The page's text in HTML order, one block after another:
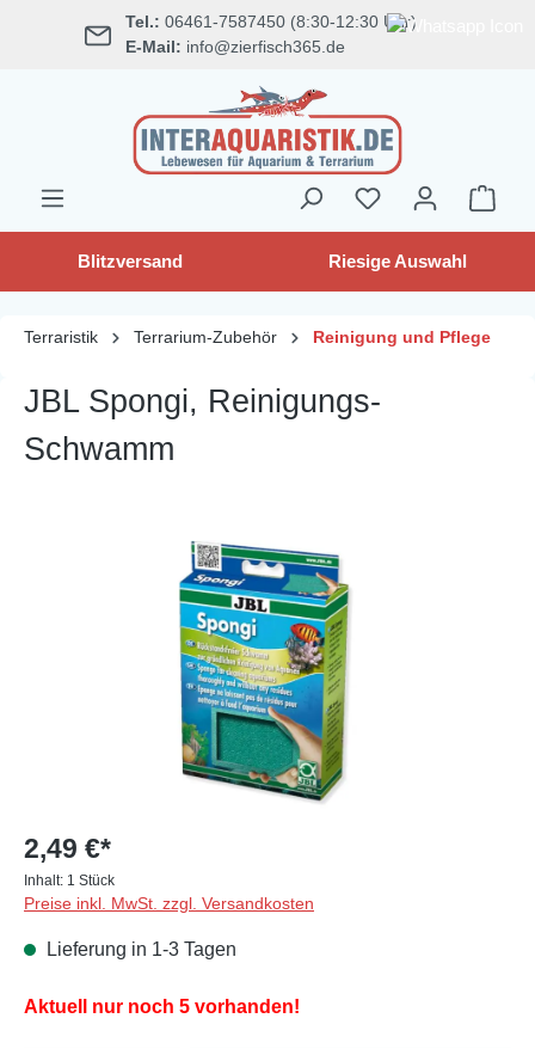
springen Tel.: 06461-7587450 (8:30-12:30 Uhr)
E-Mail: info@zierfisch365.de
Blitzversand Riesige Auswahl
Terraristik Terrarium-Zubehör Reinigung und Pflege
JBL Spongi, Reinigungs-
Schwamm
Bildergalerie überspringen
2,49 €*
Inhalt: 1 Stück
Preise inkl. MwSt. zzgl. Versandkosten
Lieferung in 1-3 Tagen
Aktuell nur noch 5 vorhanden!